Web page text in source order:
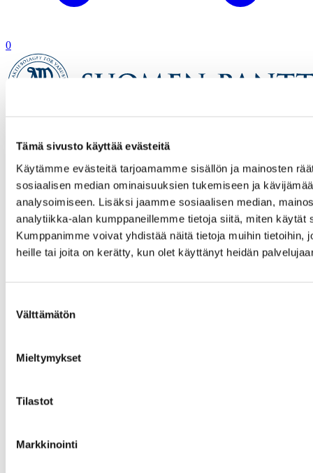
Tämä sivusto käyttää evästeitä
Käytämme evästeitä tarjoamamme sisällön ja mainosten
sosiaalisen median ominaisuuksien tukemiseen ja
analysoimiseen. Lisäksi jaamme sosiaalisen median,
analytiikka-alan kumppaneillemme tietoja siitä, miten käytät
Kumppanimme voivat yhdistää näitä tietoja muihin tietoihin,
heille tai joita on kerätty, kun olet käyttänyt heidän
valinta
Välttämätön
Mieltymykset
Tilastot
Markkinointi
0
Verkkokauppa